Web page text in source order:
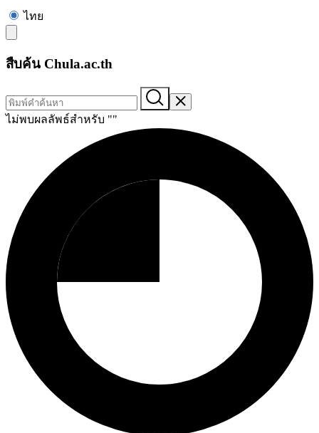
ไทย
สืบค้น Chula.ac.th
ไม่พบผลลัพธ์สำหรับ ""